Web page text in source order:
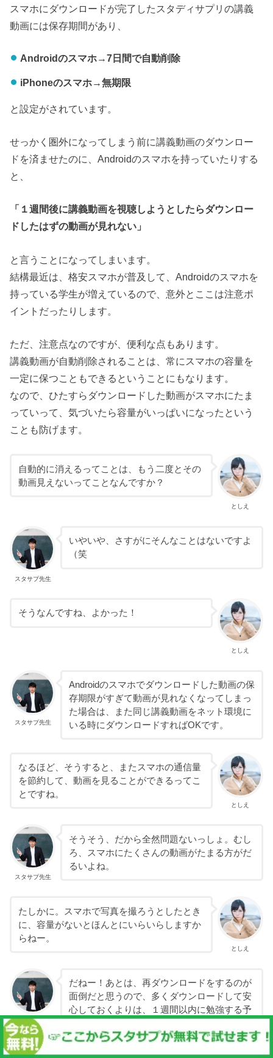
スマホにダウンロードが完了したスタディサプリの講義
動画には保存期間があり、
Androidのスマホ→7日間で自動削除
iPhoneのスマホ→無期限
と設定がされています。
せっかく圏外になってしまう前に講義動画のダウンロー
ドを済ませたのに、Androidのスマホを持っていたりする
と、
「１週間後に講義動画を視聴しようとしたらダウンロー
ドしたはずの動画が見れない」
と言うことになってしまいます。
結構最近は、格安スマホが普及して、Androidのスマホを
持っている学生が増えているので、意外とここは注意ポ
イントだったりします。
ただ、注意点なのですが、便利な点もあります。
講義動画が自動削除されることは、常にスマホの容量を
一定に保つこともできるということにもなります。
なので、ひたすらダウンロードした動画がスマホにたま
っていって、気づいたら容量がいっぱいになったという
ことも防げます。
としえ
自動的に消えるってことは、もう二度とその
動画見えないってことなんですか？
スタサプ先生
いやいや、さすがにそんなことはないですよ
（笑
としえ
そうなんですね、よかった！
スタサプ先生
Androidのスマホでダウンロードした動画の保
存期限がすぎて動画が見れなくなってしまっ
た場合は、また同じ講義動画をネット環境に
いる時にダウンロードすればOKです。
としえ
なるほど、そうすると、またスマホの通信量
を節約して、動画を見ることができるってこ
とですね。
スタサプ先生
そうそう、だから全然問題ないっしょ。むし
ろ、スマホにたくさんの動画がたまる方がだ
るいよね。
としえ
たしかに。スマホで写真を撮ろうとしたとき
に、容量がないとほんとにいらいらしますか
らねー。
スタサプ先生
だねー！あとは、再ダウンロードをするのが
面倒だと思うので、多くダウンロードして安
心しておくよりは、１週間以内に勉強する予
講義動画をダウンロードしておいた方がいい